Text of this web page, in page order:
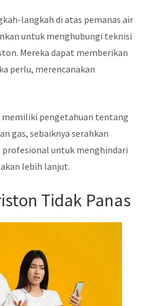
langkah di atas pemanas air
untuk menghubungi teknisi
Mereka dapat memberikan
perlu, merencanakan
pengetahuan tentang
gas, sebaiknya serahkan
profesional untuk menghindari
lebih lanjut.
Tidak Panas